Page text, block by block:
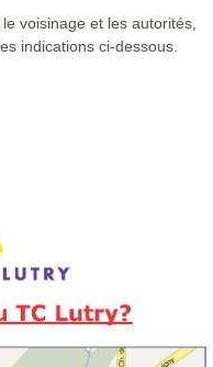
voisinage et les autorités,
indications ci-dessous.